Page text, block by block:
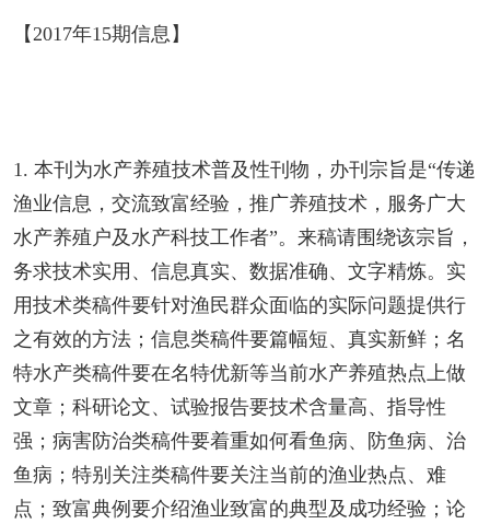
【2017年15期信息】
1. 本刊为水产养殖技术普及性刊物，办刊宗旨是“传递
渔业信息，交流致富经验，推广养殖技术，服务广大
水产养殖户及水产科技工作者”。来稿请围绕该宗旨，
务求技术实用、信息真实、数据准确、文字精炼。实
用技术类稿件要针对渔民群众面临的实际问题提供行
之有效的方法；信息类稿件要篇幅短、真实新鲜；名
特水产类稿件要在名特优新等当前水产养殖热点上做
文章；科研论文、试验报告要技术含量高、指导性
强；病害防治类稿件要着重如何看鱼病、防鱼病、治
鱼病；特别关注类稿件要关注当前的渔业热点、难
点；致富典例要介绍渔业致富的典型及成功经验；论